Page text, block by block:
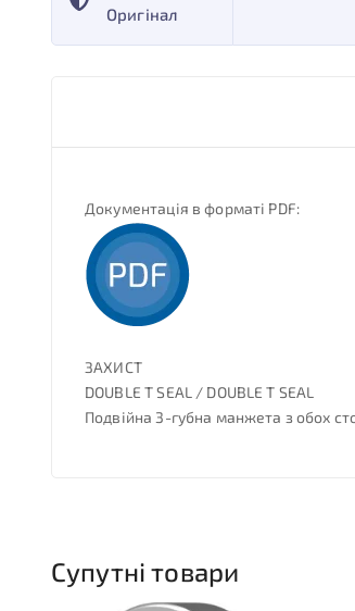
Оригінал
Документація в форматі PDF:
ЗАХИСТ
DOUBLE T SEAL / DOUBLE T SEAL
Подвійна 3-губна манжета з обох
Супутні товари